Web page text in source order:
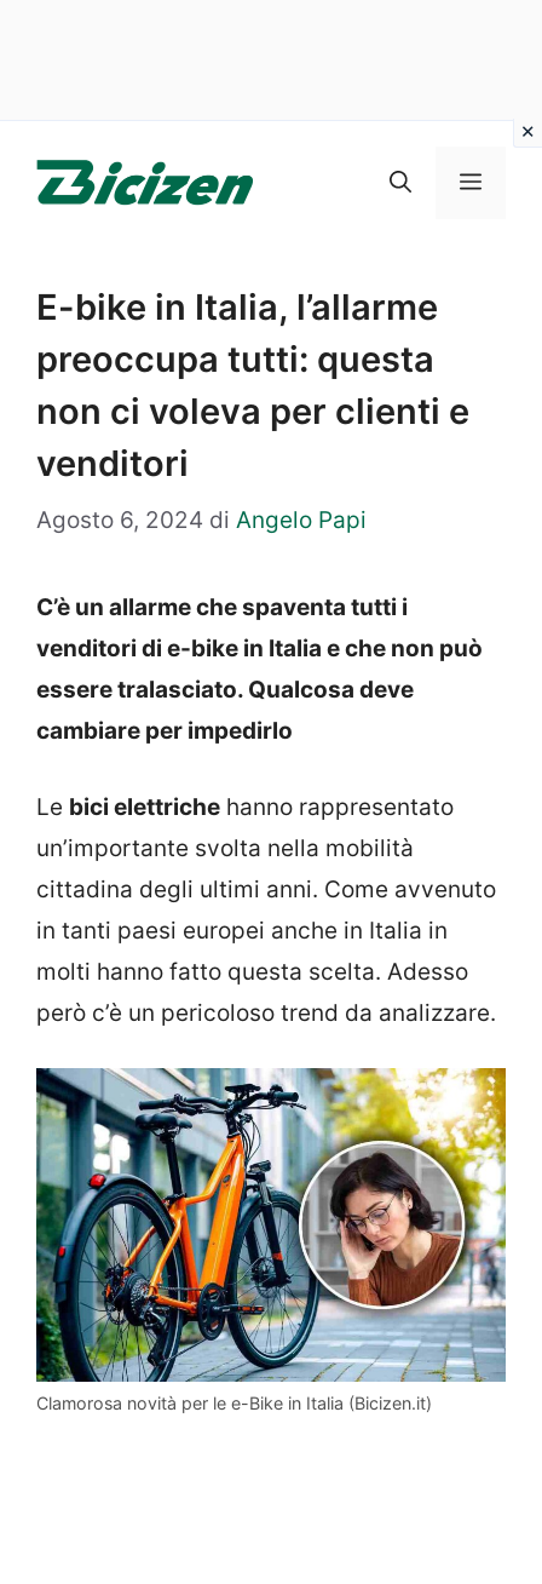
Menu
E-bike in Italia, l’allarme
preoccupa tutti: questa
non ci voleva per clienti e
venditori
Agosto 6, 2024 di Angelo Papi
C’è un allarme che spaventa tutti i
venditori di e-bike in Italia e che non può
essere tralasciato. Qualcosa deve
cambiare per impedirlo
Le bici elettriche hanno rappresentato
un’importante svolta nella mobilità
cittadina degli ultimi anni. Come avvenuto
in tanti paesi europei anche in Italia in
molti hanno fatto questa scelta. Adesso
però c’è un pericoloso trend da analizzare.
Clamorosa novità per le e-Bike in Italia (Bicizen.it)